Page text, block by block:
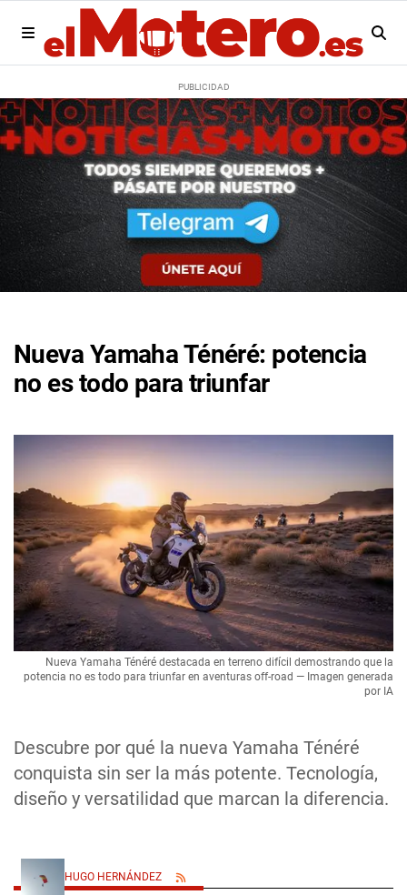
Nueva Yamaha Ténéré: potencia
no es todo para triunfar
Descubre por qué la nueva Yamaha Ténéré
conquista sin ser la más potente. Tecnología,
diseño y versatilidad que marcan la diferencia.
Nueva Yamaha Ténéré destacada en terreno difícil demostrando que la
potencia no es todo para triunfar en aventuras off-road — Imagen generada
por IA
HUGO HERNÁNDEZ